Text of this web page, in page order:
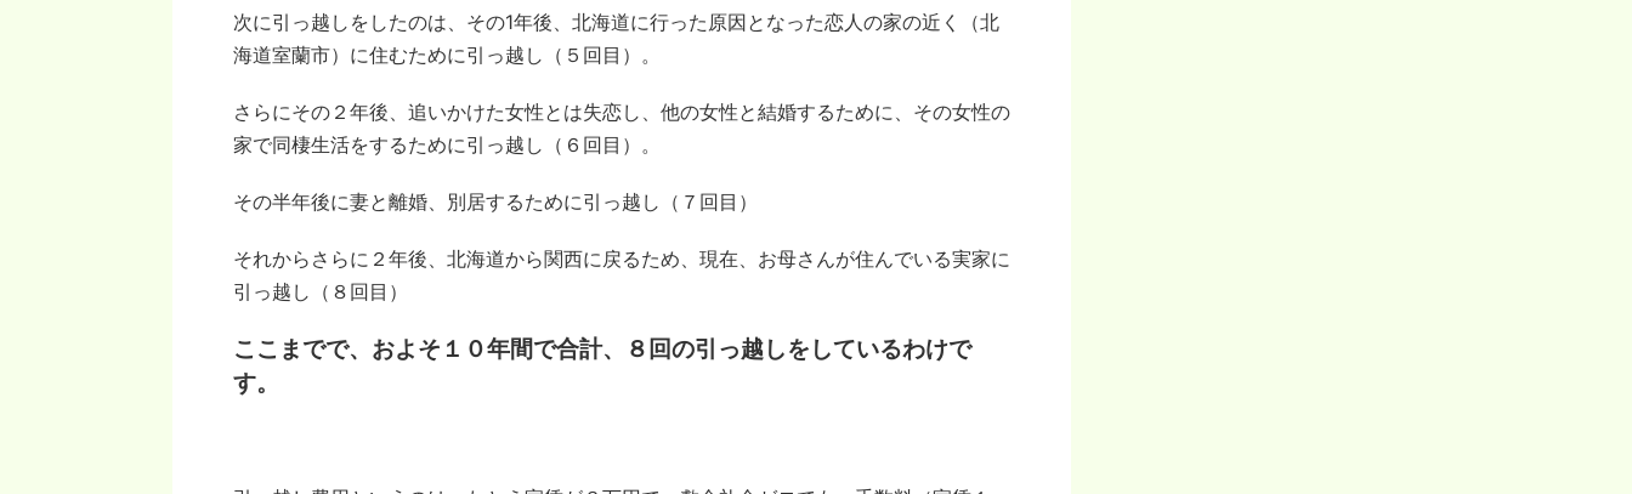
次に引っ越しをしたのは、その1年後、北海道に行った原因となった恋人の家の近く（北
海道室蘭市）に住むために引っ越し（５回目）。
さらにその２年後、追いかけた女性とは失恋し、他の女性と結婚するために、その女性の
家で同棲生活をするために引っ越し（６回目）。
その半年後に妻と離婚、別居するために引っ越し（７回目）
それからさらに２年後、北海道から関西に戻るため、現在、お母さんが住んでいる実家に
引っ越し（８回目）
ここまでで、およそ１０年間で合計、８回の引っ越しをしているわけで
す。